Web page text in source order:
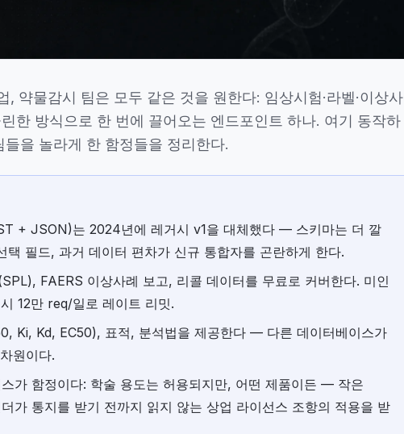
, 약물감시 팀은 모두 같은 것을 원한다: 임상시험·라벨·이상사
한 방식으로 한 번에 끌어오는 엔드포인트 하나. 여기 동작하
을 놀라게 한 함정들을 정리한다.
+ JSON)는 2024년에 레거시 v1을 대체했다 — 스키마는 더 깔
택 필드, 과거 데이터 편차가 신규 통합자를 곤란하게 한다.
FAERS 이상사례 보고, 리콜 데이터를 무료로 커버한다. 미인
12만 req/일로 레이트 리밋.
Ki, Kd, EC50), 표적, 분석법을 제공한다 — 다른 데이터베이스가
원이다.
가 함정이다: 학술 용도는 허용되지만, 어떤 제품이든 — 작은
가 통지를 받기 전까지 읽지 않는 상업 라이선스 조항의 적용을 받